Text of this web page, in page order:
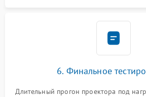
6. Финальное
Длительный прогон проектора под